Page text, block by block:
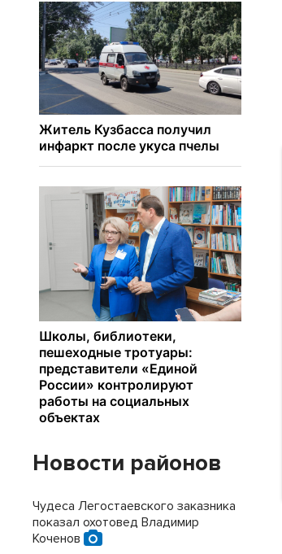
Новости районов
Чудеса Легостаевского заказника
показал охотовед Владимир
Коченов